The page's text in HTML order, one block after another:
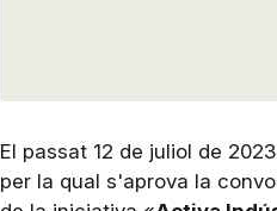
El passat 12 de juliol de
per la qual s'aprova la